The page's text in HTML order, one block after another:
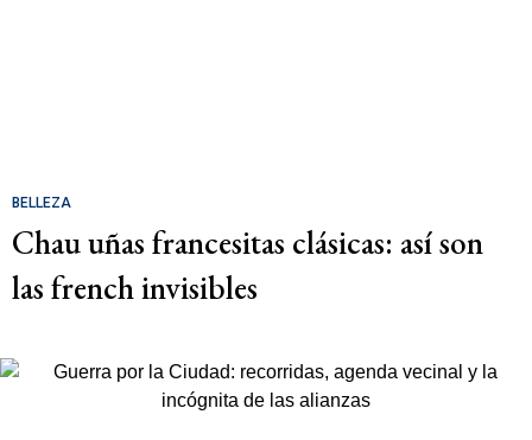
BELLEZA
Chau uñas francesitas clásicas: así son
las french invisibles